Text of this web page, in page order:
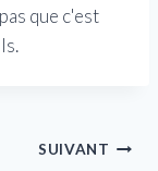
que c'est
SUIVANT